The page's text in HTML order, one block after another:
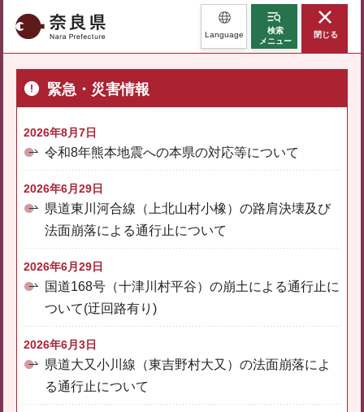
奈良県 Language
検索
メニュー
閉じる
緊急・災害情報
2026年8月7日
令和8年熊本地震への本県の対応等について
2026年6月29日
県道東川河合線（上北山村小橡）の路肩決壊及び
法面崩落による通行止について
2026年6月29日
国道168号（十津川村平谷）の崩土による通行止に
ついて(迂回路有り)
2026年6月3日
県道大又小川線（東吉野村大又）の法面崩落によ
る通行止について